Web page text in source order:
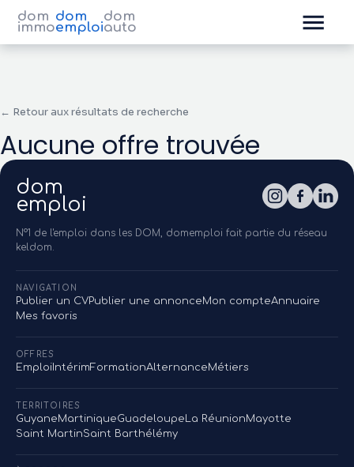
dom
immo
dom
emploi
dom
auto
← Retour aux résultats de recherche
Aucune offre trouvée
dom
emploi
N°1 de l'emploi dans les DOM, domemploi fait partie du réseau
keldom.
NAVIGATION
Publier un CVPublier une annonceMon compteAnnuaire
Mes favoris
OFFRES
EmploiIntérimFormationAlternanceMétiers
TERRITOIRES
GuyaneMartiniqueGuadeloupe La RéunionMayotte
Saint MartinSaint Barthélémy